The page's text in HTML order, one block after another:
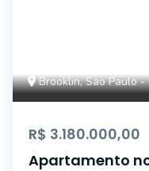
Brooklin, Sao Paulo -
R$ 3.180.000,00
Apartamento